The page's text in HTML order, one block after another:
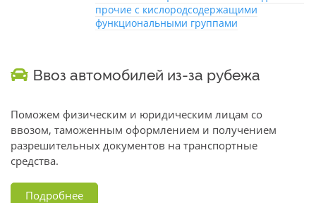
прочие с кислородсодержащими
функциональными группами
Ввоз автомобилей из-за рубежа
Поможем физическим и юридическим лицам со
ввозом, таможенным оформлением и получением
разрешительных документов на транспортные
средства.
Подробнее